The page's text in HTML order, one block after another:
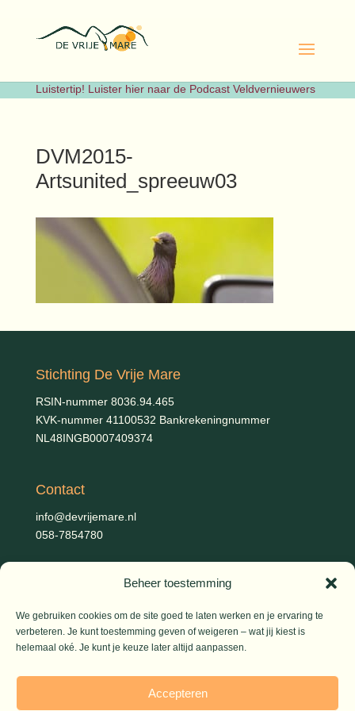
Beheer toestemming
We gebruiken cookies om de site goed te laten werken en je ervaring te
verbeteren. Je kunt toestemming geven of weigeren – wat jij kiest is
helemaal oké. Je kunt je keuze later altijd aanpassen.
Accepteren
Luistertip! Luister hier naar de Podcast Veldvernieuwers
DVM2015-
Artsunited_spreeuw03
Stichting De Vrije Mare
RSIN-nummer 8036.94.465
KVK-nummer 41100532 Bankrekeningnummer
NL48INGB0007409374
Contact
info@devrijemare.nl
058-7854780
Gerold Febis, Johanna Koelman, Ronald de Jong,Aart
Blom (artikelen), Iris Planting (Marieke)